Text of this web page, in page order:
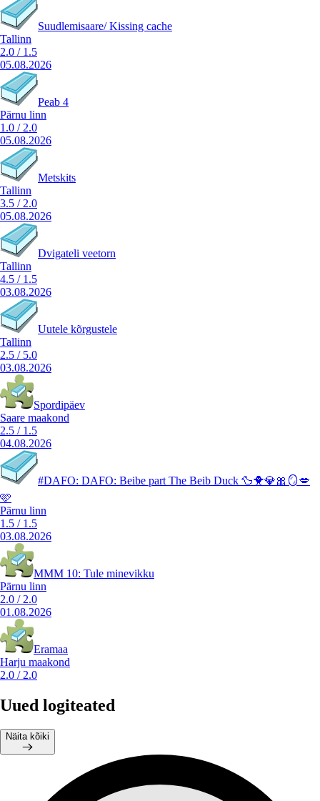
Suudlemisaare/ Kissing cache
Tallinn
2.0 / 1.5
05.08.2026
Peab 4
Pärnu linn
1.0 / 2.0
05.08.2026
Metskits
Tallinn
3.5 / 2.0
05.08.2026
Dvigateli veetorn
Tallinn
4.5 / 1.5
03.08.2026
Uutele kõrgustele
Tallinn
2.5 / 5.0
03.08.2026
Spordipäev
Saare maakond
2.5 / 1.5
04.08.2026
#DAFO: DAFO: Beibe part The Beib Duck 🦆🐥💎🎀🪞💋
🩷
Pärnu linn
1.5 / 1.5
03.08.2026
MMM 10: Tule minevikku
Pärnu linn
2.0 / 2.0
01.08.2026
Eramaa
Harju maakond
2.0 / 2.0
Uued logiteated
Näita kõiki